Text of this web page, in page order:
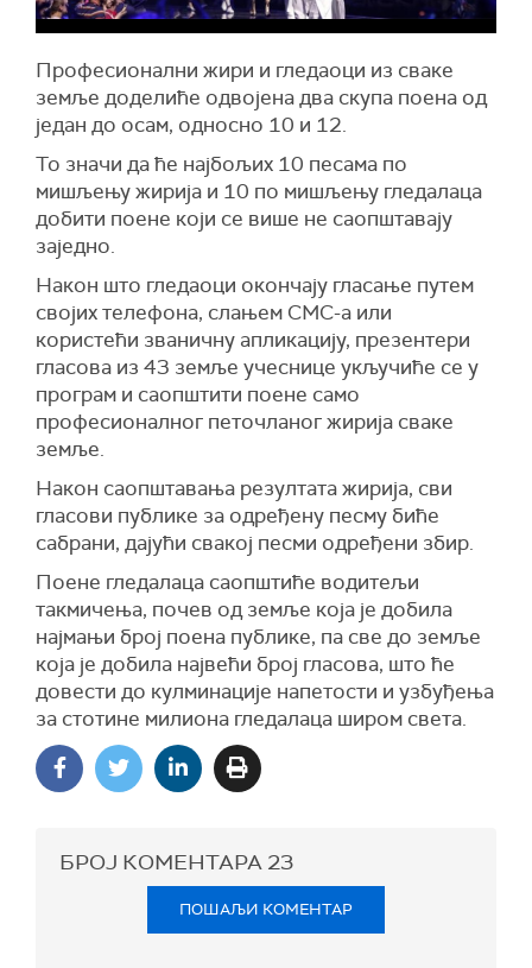
Професионални жири и гледаоци из сваке
земље доделиће одвојена два скупа поена од
један до осам, односно 10 и 12.
То значи да ће најбољих 10 песама по
мишљењу жирија и 10 по мишљењу гледалаца
добити поене који се више не саопштавају
заједно.
Након што гледаоци окончају гласање путем
својих телефона, слањем СМС-а или
користећи званичну апликацију, презентери
гласова из 43 земље учеснице укључиће се у
програм и саопштити поене само
професионалног петочланог жирија сваке
земље.
Након саопштавања резултата жирија, сви
гласови публике за одређену песму биће
сабрани, дајући свакој песми одређени збир.
Поене гледалаца саопштиће водитељи
такмичења, почев од земље која је добила
најмањи број поена публике, па све до земље
која је добила највећи број гласова, што ће
довести до кулминације напетости и узбуђења
за стотине милиона гледалаца широм света.
БРОЈ КОМЕНТАРА 23
ПОШАЉИ КОМЕНТАР